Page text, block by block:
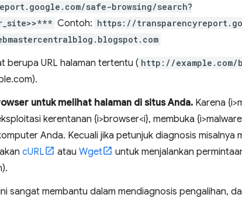
safe-browsing/search?
Contoh: https://
berupa URL halaman tertentu ( http://example.com/
untuk melihat halaman di situs Anda. Karena
kerentanan {i>browser<i}, membuka
Anda. Kecuali jika petunjuk diagnosis misalnya
cURL atau Wget
untuk menjalankan
sangat membantu dalam mendiagnosis pengalihan,